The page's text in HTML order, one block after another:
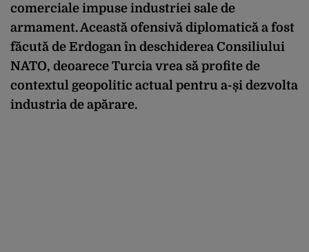
comerciale impuse industriei sale de
armament. Această ofensivă diplomatică a fost
făcută de Erdogan în deschiderea Consiliului
NATO, deoarece Turcia vrea să profite de
contextul geopolitic actual pentru a-și dezvolta
industria de apărare.